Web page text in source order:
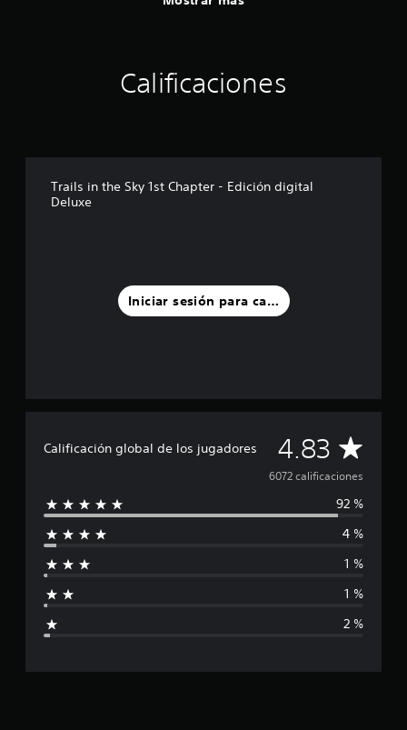
Calificaciones
Trails in the Sky 1st Chapter - Edición digital
Deluxe
Iniciar sesión para calificar
Calificación global de los jugadores 4.83 C
a
l
a
6072 calificaciones
92 %
4 %
1 %
1 %
2 %